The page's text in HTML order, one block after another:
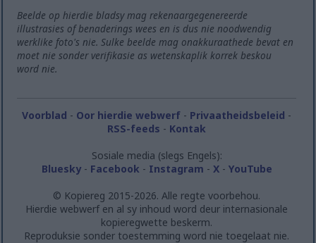
Beelde op hierdie bladsy mag rekenaargegenereerde
illustrasies of benaderings wees en is dus nie noodwendig
werklike foto's nie. Sulke beelde mag onakkuraathede bevat en
moet nie sonder verifikasie as wetenskaplik korrek beskou
word nie.
Voorblad - Oor hierdie webwerf - Privaatheidsbeleid -
RSS-feeds - Kontak
Sosiale media (slegs Engels):
Bluesky- Facebook - Instagram - X- YouTube
© Kopiereg 2015-2026. Alle regte voorbehou.
Hierdie webwerf en al sy inhoud word deur internasionale
kopieregwette beskerm.
Reproduksie sonder toestemming word nie toegelaat nie.